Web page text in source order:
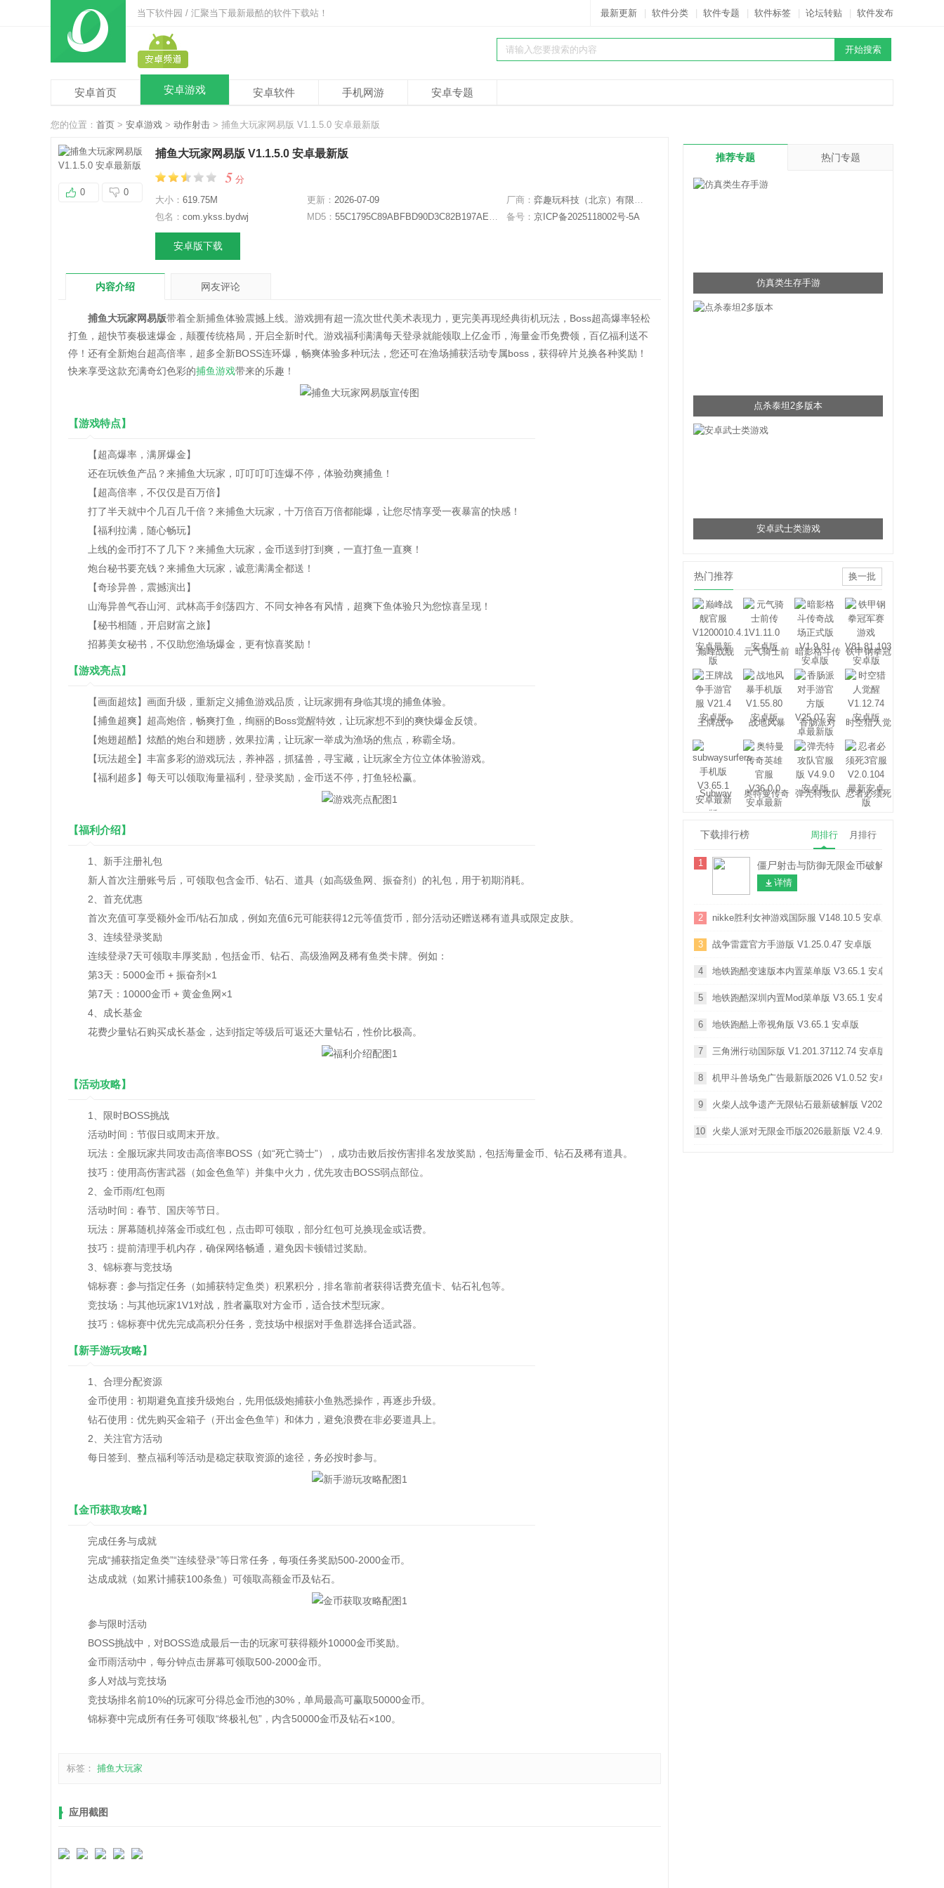
当下软件园 / 汇聚当下最新最酷的软件下载站！ 最新更新 软件分类 软件专题 软件标签 论坛转贴 软件发布
安卓首页 安卓游戏 安卓软件 手机网游 安卓专题
您的位置： 首页 > 安卓游戏 > 动作射击 > 捕鱼大玩家网易版 V1.1.5.0 安卓最新版
0 0
捕鱼大玩家网易版 V1.1.5.0 安卓最新版
5 分
大小： 619.75M 更新： 2026-07-09 厂商： 弈趣玩科技（北京）有限公司
包名： com.ykss.bydwj MD5： 55C1795C89ABFBD90D3C82B197AED84E 备号： 京ICP备2025118002号-5A
安卓版下载
内容介绍 网友评论
捕鱼大玩家网易版带着全新捕鱼体验震撼上线。游戏拥有超一流次世代美术表现力，更完美再现经典街机玩法，Boss超高爆率轻松
打鱼，超快节奏极速爆金，颠覆传统格局，开启全新时代。游戏福利满满每天登录就能领取上亿金币，海量金币免费领，百亿福利送不
停！还有全新炮台超高倍率，超多全新BOSS连环爆，畅爽体验多种玩法，您还可在渔场捕获活动专属boss，获得碎片兑换各种奖励！
快来享受这款充满奇幻色彩的捕鱼游戏带来的乐趣！
【游戏特点】
【超高爆率，满屏爆金】
还在玩铁鱼产品？来捕鱼大玩家，叮叮叮叮连爆不停，体验劲爽捕鱼！
【超高倍率，不仅仅是百万倍】
打了半天就中个几百几千倍？来捕鱼大玩家，十万倍百万倍都能爆，让您尽情享受一夜暴富的快感！
【福利拉满，随心畅玩】
上线的金币打不了几下？来捕鱼大玩家，金币送到打到爽，一直打鱼一直爽！
炮台秘书要充钱？来捕鱼大玩家，诚意满满全都送！
【奇珍异兽，震撼演出】
山海异兽气吞山河、武林高手剑荡四方、不同女神各有风情，超爽下鱼体验只为您惊喜呈现！
【秘书相随，开启财富之旅】
招募美女秘书，不仅助您渔场爆金，更有惊喜奖励！
【游戏亮点】
【画面超炫】画面升级，重新定义捕鱼游戏品质，让玩家拥有身临其境的捕鱼体验。
【捕鱼超爽】超高炮倍，畅爽打鱼，绚丽的Boss觉醒特效，让玩家想不到的爽快爆金反馈。
【炮翅超酷】炫酷的炮台和翅膀，效果拉满，让玩家一举成为渔场的焦点，称霸全场。
【玩法超全】丰富多彩的游戏玩法，养神器，抓猛兽，寻宝藏，让玩家全方位立体体验游戏。
【福利超多】每天可以领取海量福利，登录奖励，金币送不停，打鱼轻松赢。
【福利介绍】
1、新手注册礼包
新人首次注册账号后，可领取包含金币、钻石、道具（如高级鱼网、振奋剂）的礼包，用于初期消耗。
2、首充优惠
首次充值可享受额外金币/钻石加成，例如充值6元可能获得12元等值货币，部分活动还赠送稀有道具或限定皮肤。
3、连续登录奖励
连续登录7天可领取丰厚奖励，包括金币、钻石、高级渔网及稀有鱼类卡牌。例如：
第3天：5000金币 + 振奋剂×1
第7天：10000金币 + 黄金鱼网×1
4、成长基金
花费少量钻石购买成长基金，达到指定等级后可返还大量钻石，性价比极高。
【活动攻略】
1、限时BOSS挑战
活动时间：节假日或周末开放。
玩法：全服玩家共同攻击高倍率BOSS（如“死亡骑士”），成功击败后按伤害排名发放奖励，包括海量金币、钻石及稀有道具。
技巧：使用高伤害武器（如金色鱼竿）并集中火力，优先攻击BOSS弱点部位。
2、金币雨/红包雨
活动时间：春节、国庆等节日。
玩法：屏幕随机掉落金币或红包，点击即可领取，部分红包可兑换现金或话费。
技巧：提前清理手机内存，确保网络畅通，避免因卡顿错过奖励。
3、锦标赛与竞技场
锦标赛：参与指定任务（如捕获特定鱼类）积累积分，排名靠前者获得话费充值卡、钻石礼包等。
竞技场：与其他玩家1V1对战，胜者赢取对方金币，适合技术型玩家。
技巧：锦标赛中优先完成高积分任务，竞技场中根据对手鱼群选择合适武器。
【新手游玩攻略】
1、合理分配资源
金币使用：初期避免直接升级炮台，先用低级炮捕获小鱼熟悉操作，再逐步升级。
钻石使用：优先购买金箱子（开出金色鱼竿）和体力，避免浪费在非必要道具上。
2、关注官方活动
每日签到、整点福利等活动是稳定获取资源的途径，务必按时参与。
【金币获取攻略】
完成任务与成就
完成“捕获指定鱼类”“连续登录”等日常任务，每项任务奖励500-2000金币。
达成成就（如累计捕获100条鱼）可领取高额金币及钻石。
参与限时活动
BOSS挑战中，对BOSS造成最后一击的玩家可获得额外10000金币奖励。
金币雨活动中，每分钟点击屏幕可领取500-2000金币。
多人对战与竞技场
竞技场排名前10%的玩家可分得总金币池的30%，单局最高可赢取50000金币。
锦标赛中完成所有任务可领取“终极礼包”，内含50000金币及钻石×100。
标签： 捕鱼大玩家
应用截图
推荐专题 热门专题
仿真类生存手游
点杀泰坦2多版本
安卓武士类游戏
热门推荐 换一批
巅峰战舰
元气骑士前 暗影格斗传
奇战场
铁甲钢拳冠
军赛
王牌战争 战地风暴 香肠派对
时空猎人觉
Subway
Surfers
奥特曼传奇
英雄
弹壳特攻队 忍者必须死
3
下载排行榜 周排行 月排行
1 僵尸射击与防御无限金币破解版 V1.30.1
详情
2 nikke胜利女神游戏国际服 V148.10.5 安卓版
3 战争雷霆官方手游版 V1.25.0.47 安卓版
4 地铁跑酷变速版本内置菜单版 V3.65.1 安卓版
5 地铁跑酷深圳内置Mod菜单版 V3.65.1 安卓版
6 地铁跑酷上帝视角版 V3.65.1 安卓版
7 三角洲行动国际版 V1.201.37112.74 安卓版
8 机甲斗兽场免广告最新版2026 V1.0.52 安卓版
9 火柴人战争遗产无限钻石最新破解版 V2026.1.787 安卓版
10 火柴人派对无限金币版2026最新版 V2.4.9.2 安卓版